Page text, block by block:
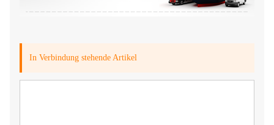
In Verbindung stehende Artikel